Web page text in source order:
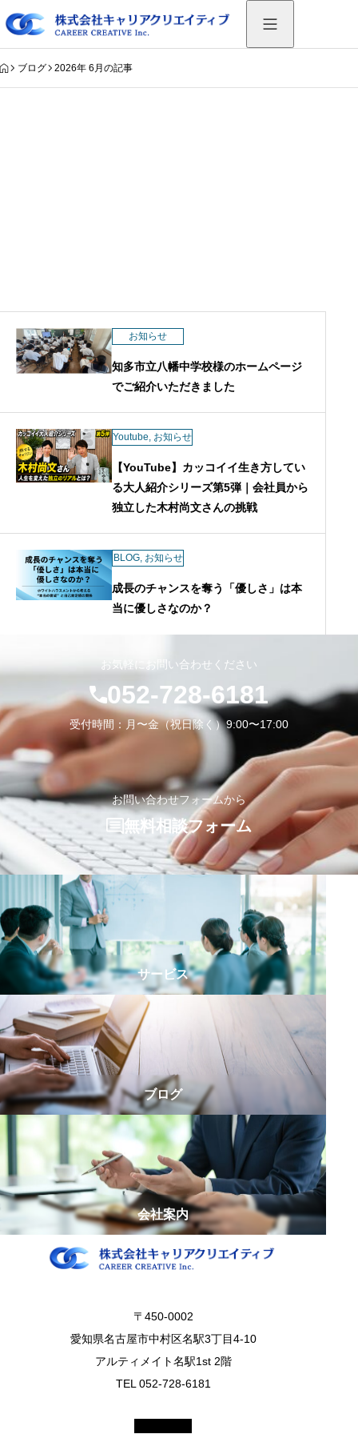
HOME
ブログ 2026年 6月の記事
お知らせ
知多市立八幡中学校様のホームページ
でご紹介いただきました
Youtube, お知らせ
【YouTube】カッコイイ生き方してい
る大人紹介シリーズ第5弾｜会社員から
独立した木村尚文さんの挑戦
BLOG, お知らせ
成長のチャンスを奪う「優しさ」は本
当に優しさなのか？
お気軽にお問い合わせください
052-728-6181
受付時間：月〜金（祝日除く）9:00〜17:00
お問い合わせフォームから
無料相談フォーム
サービス
ブログ
会社案内
〒450-0002
愛知県名古屋市中村区名駅3丁目4-10
アルティメイト名駅1st 2階
TEL 052-728-6181